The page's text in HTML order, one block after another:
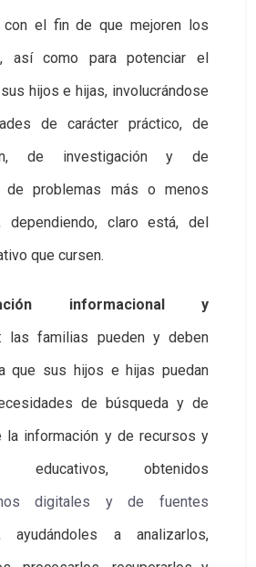
con el fin de que mejoren los
así como para potenciar el
hijos e hijas, involucrándose
de carácter práctico, de
de investigación y de
de problemas más o menos
dependiendo, claro está, del
que cursen.
informacional y
: las familias pueden y deben
que sus hijos e hijas puedan
de búsqueda y de
la información y de recursos y
educativos, obtenidos
digitales y de fuentes
ayudándoles a analizarlos,